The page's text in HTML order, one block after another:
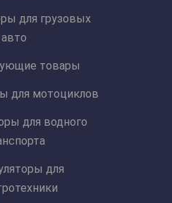
для грузовых
авто
товары
для мотоциклов
для водного
для